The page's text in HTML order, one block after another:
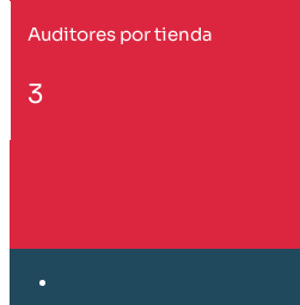
Auditores por tienda
3